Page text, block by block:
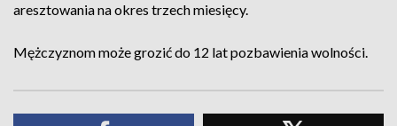
aresztowania na okres trzech miesięcy.
Mężczyznom może grozić do 12 lat pozbawienia wolności.